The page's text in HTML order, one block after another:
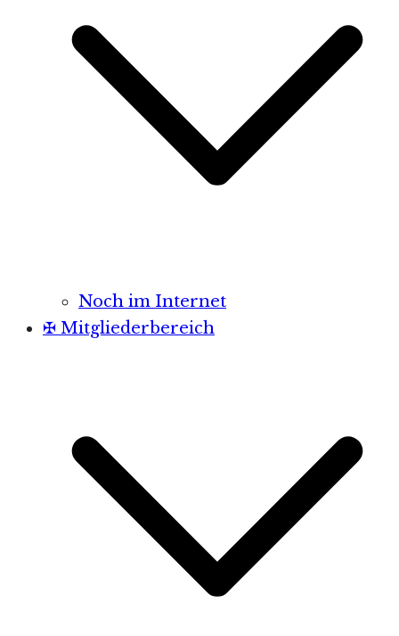
Noch im Internet
✠ Mitgliederbereich